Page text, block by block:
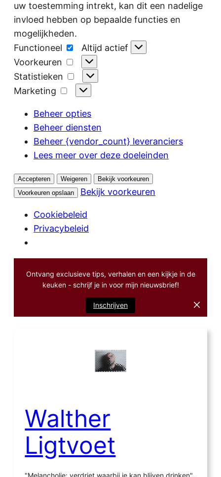
uw toestemming intrekt, kan dit een nadelige
invloed hebben op bepaalde functies en
mogelijkheden.
Functioneel
Functioneel
Altijd actief
Voorkeuren
Voorkeuren
Statistieken
Statistieken
Marketing
Marketing
Beheer opties
Beheer diensten
Beheer {vendor_count} leveranciers
Lees meer over deze doeleinden
Accepteren Weigeren
Bekijk voorkeuren
Voorkeuren opslaan
Bekijk voorkeuren
Cookiebeleid
Privacybeleid
Ontvang exclusieve tips, verhalen en een kijkje in de
keuken - schrijf je in voor mijn nieuwsbrief!
Inschrijven
Walther
Ligtvoet
"Melancholie: verdriet waarbij je kan blijven drinken".